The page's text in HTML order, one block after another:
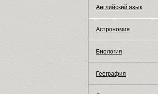
Английский язык
Астрономия
Биология
География